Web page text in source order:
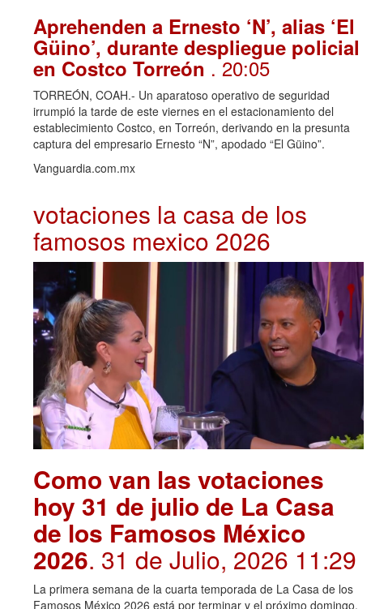
Aprehenden a Ernesto ‘N’, alias ‘El
Güino’, durante despliegue policial
en Costco Torreón . 20:05
TORREÓN, COAH.- Un aparatoso operativo de seguridad
irrumpió la tarde de este viernes en el estacionamiento del
establecimiento Costco, en Torreón, derivando en la presunta
captura del empresario Ernesto “N”, apodado “El Güino”.
Vanguardia.com.mx
votaciones la casa de los
famosos mexico 2026
Como van las votaciones
hoy 31 de julio de La Casa
de los Famosos México
2026. 31 de Julio, 2026 11:29
La primera semana de la cuarta temporada de La Casa de los
Famosos México 2026 está por terminar y el próximo domingo,